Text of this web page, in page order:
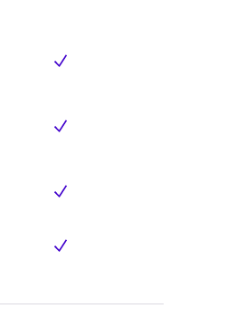
Inklusive
Inklusive
Inklusive
Inklusive